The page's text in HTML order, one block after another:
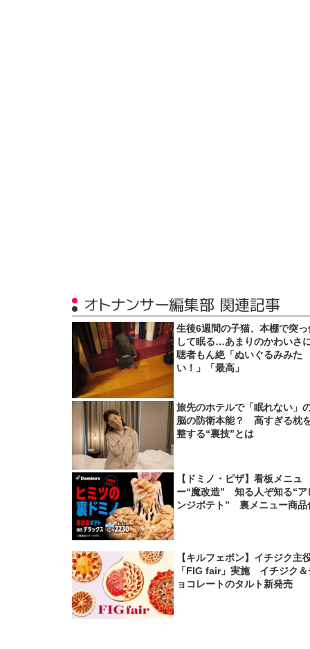
オトナンサー編集部 関連記事
生後6週間の子猫、本棚で突っ
して眠る…あまりのかわいさ
聴者もん絶「ぬいぐるみみた
い！」「最高」
旅先のホテルで「眠れない」
脳の防衛本能？ 高すぎる枕
整する“裏技”とは
【ドミノ・ピザ】看板メニュ
ー“魔改造” 知る人ぞ知る“ア
ンジポテト” 裏メニュー商品
【キルフェボン】イチジク主
「FIG fair」実施 イチジク＆
ョコレートのタルト新発売